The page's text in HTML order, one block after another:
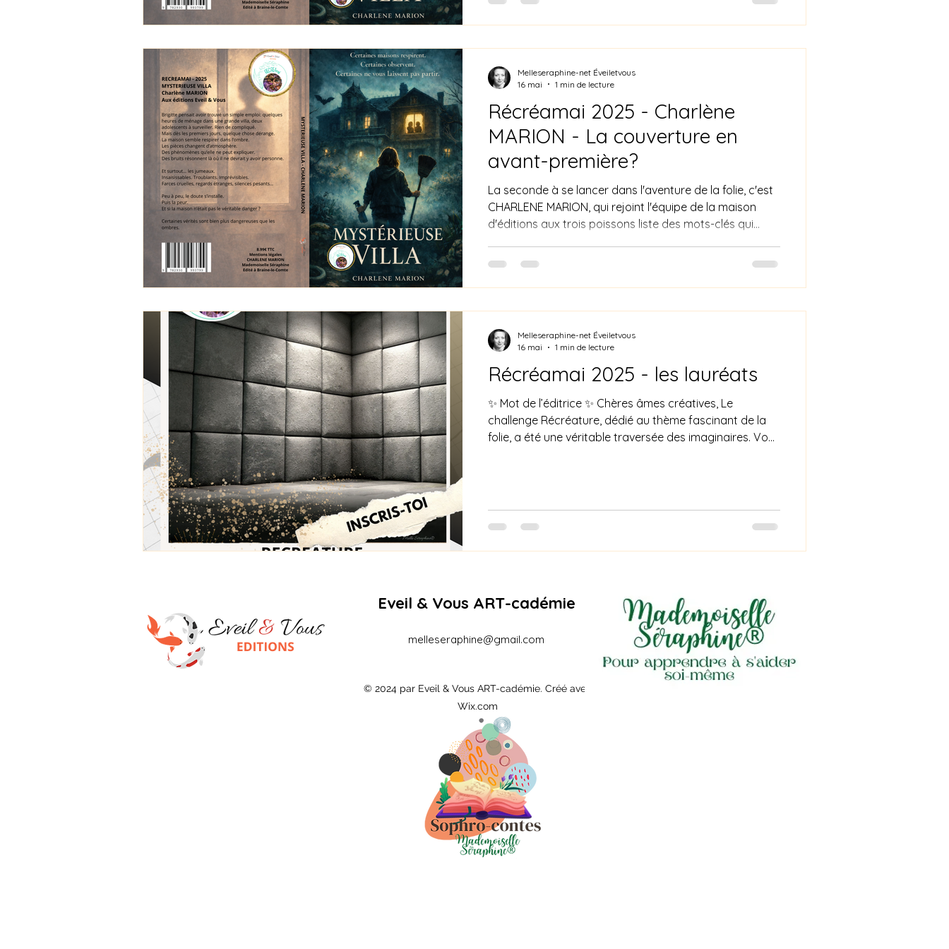
Récréamai 2025 - Charlène
MARION - La couverture en
avant-première?
La seconde à se lancer dans l'aventure de la folie, c'est
CHARLENE MARION, qui rejoint l'équipe de la maison
d'éditions aux trois poissons liste des mots-clés qui
#Anxiete #Inquietude #Angoisse #Suspense #Frisson
Melleseraphine-net Éveiletvous
16 mai
1 min de lecture
Récréamai 2025 - les lauréats
✨ Mot de l’éditrice ✨ Chères âmes créatives, Le
challenge Récréature, dédié au thème fascinant de la
folie, a été une véritable traversée des imaginaires. Vous
Et vous avez relevé ce défi avec une sensibilité
Melleseraphine-net Éveiletvous
16 mai
1 min de lecture
Eveil & Vous ART-cadémie
melleseraphine@gmail.com
© 2024 par Eveil & Vous ART-cadémie. Créé avec
Wix.com